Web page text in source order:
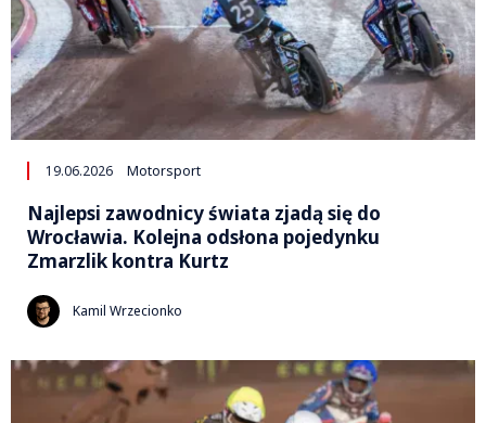
19.06.2026 Motorsport
Najlepsi zawodnicy świata zjadą się do
Wrocławia. Kolejna odsłona pojedynku
Zmarzlik kontra Kurtz
Kamil Wrzecionko